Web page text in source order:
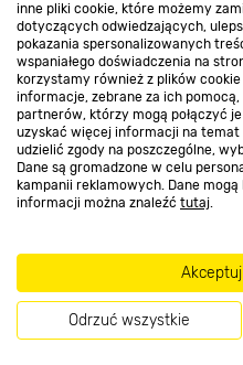
inne pliki cookie, które możemy
dotyczących odwiedzających,
pokazania spersonalizowanych
wspaniałego doświadczenia na
korzystamy również z plików
informacje, zebrane za ich
partnerów, którzy mogą połączyć
uzyskać więcej informacji na
udzielić zgody na poszczególne,
Dane są gromadzone w celu
kampanii reklamowych. Dane
informacji można znaleźć tutaj.
Odrzuć wszystkie
Kontakt do sklepu
Strefa biznesu
Dołącz do nas
Metody płatności